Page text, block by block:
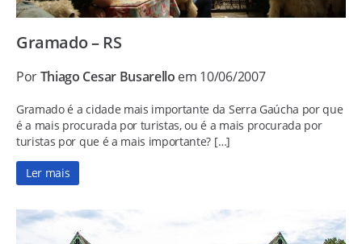
Gramado – RS
PorThiago Cesar Busarello em 10/06/2007
Gramado é a cidade mais importante da Serra Gaúcha por que
é a mais procurada por turistas, ou é a mais procurada por
turistas por que é a mais importante? […]
Ler mais